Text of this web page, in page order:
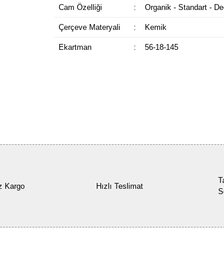
Cam Özelliği : Organik - Standart -
Çerçeve Materyali : Kemik
Ekartman : 56-18-145
Kargo Hızlı Teslimat